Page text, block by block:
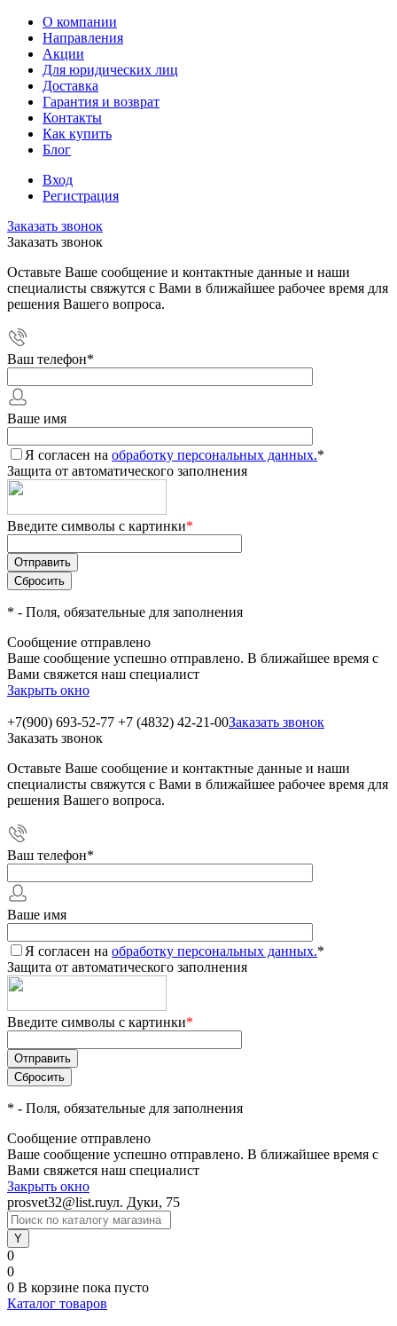
О компании
Направления
Акции
Для юридических лиц
Доставка
Гарантия и возврат
Контакты
Как купить
Блог
Вход
Регистрация
Заказать звонок
Заказать звонок
Оставьте Ваше сообщение и контактные данные и наши
специалисты свяжутся с Вами в ближайшее рабочее время для
решения Вашего вопроса.
Ваш телефон*
Ваше имя
Я согласен на обработку персональных данных.*
Защита от автоматического заполнения
Введите символы с картинки*
* - Поля, обязательные для заполнения
Сообщение отправлено
Ваше сообщение успешно отправлено. В ближайшее время с
Вами свяжется наш специалист
Закрыть окно
+7(900) 693-52-77 +7 (4832) 42-21-00Заказать звонок
Заказать звонок
Оставьте Ваше сообщение и контактные данные и наши
специалисты свяжутся с Вами в ближайшее рабочее время для
решения Вашего вопроса.
Ваш телефон*
Ваше имя
Я согласен на обработку персональных данных.*
Защита от автоматического заполнения
Введите символы с картинки*
* - Поля, обязательные для заполнения
Сообщение отправлено
Ваше сообщение успешно отправлено. В ближайшее время с
Вами свяжется наш специалист
Закрыть окно
prosvet32@list.ruул. Дуки, 75
0
0
0 В корзине пока пусто
Каталог товаров